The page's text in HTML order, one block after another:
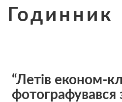
Годинник
“Летів економ-
фотографувався